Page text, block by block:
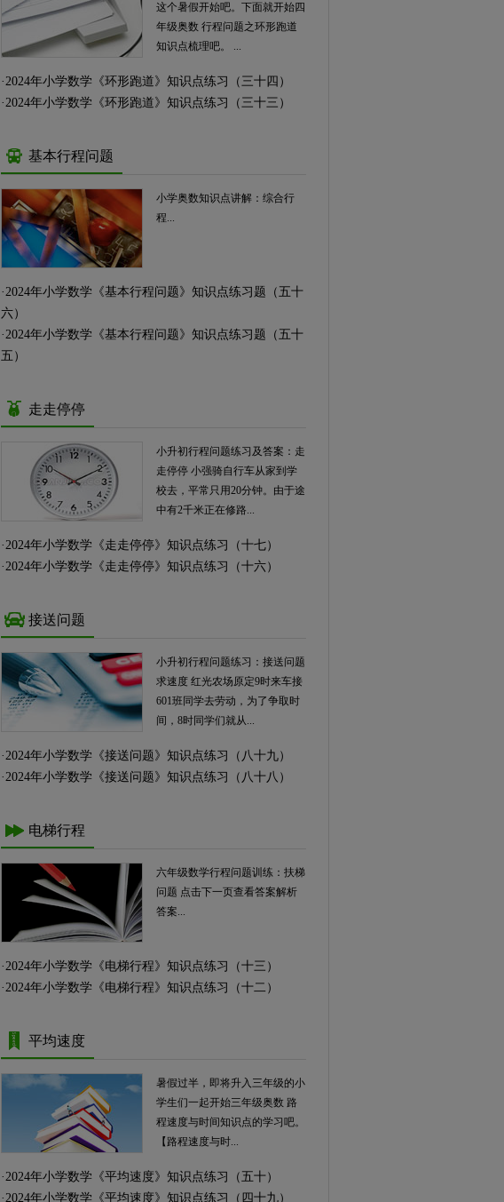
这个暑假开始吧。下面就开始四
年级奥数 行程问题之环形跑道
知识点梳理吧。 ...
·2024年小学数学《环形跑道》知识点练习（三十四）
·2024年小学数学《环形跑道》知识点练习（三十三）
基本行程问题
小学奥数知识点讲解：综合行
程...
·2024年小学数学《基本行程问题》知识点练习题（五十
六）
·2024年小学数学《基本行程问题》知识点练习题（五十
五）
走走停停
小升初行程问题练习及答案：走
走停停 小强骑自行车从家到学
校去，平常只用20分钟。由于途
中有2千米正在修路...
·2024年小学数学《走走停停》知识点练习（十七）
·2024年小学数学《走走停停》知识点练习（十六）
接送问题
小升初行程问题练习：接送问题
求速度 红光农场原定9时来车接
601班同学去劳动，为了争取时
间，8时同学们就从...
·2024年小学数学《接送问题》知识点练习（八十九）
·2024年小学数学《接送问题》知识点练习（八十八）
电梯行程
六年级数学行程问题训练：扶梯
问题 点击下一页查看答案解析
答案...
·2024年小学数学《电梯行程》知识点练习（十三）
·2024年小学数学《电梯行程》知识点练习（十二）
平均速度
暑假过半，即将升入三年级的小
学生们一起开始三年级奥数 路
程速度与时间知识点的学习吧。
【路程速度与时...
·2024年小学数学《平均速度》知识点练习（五十）
·2024年小学数学《平均速度》知识点练习（四十九）